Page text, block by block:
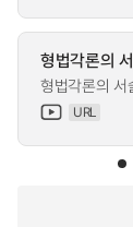
형법각론의
형법각론의 서
URL